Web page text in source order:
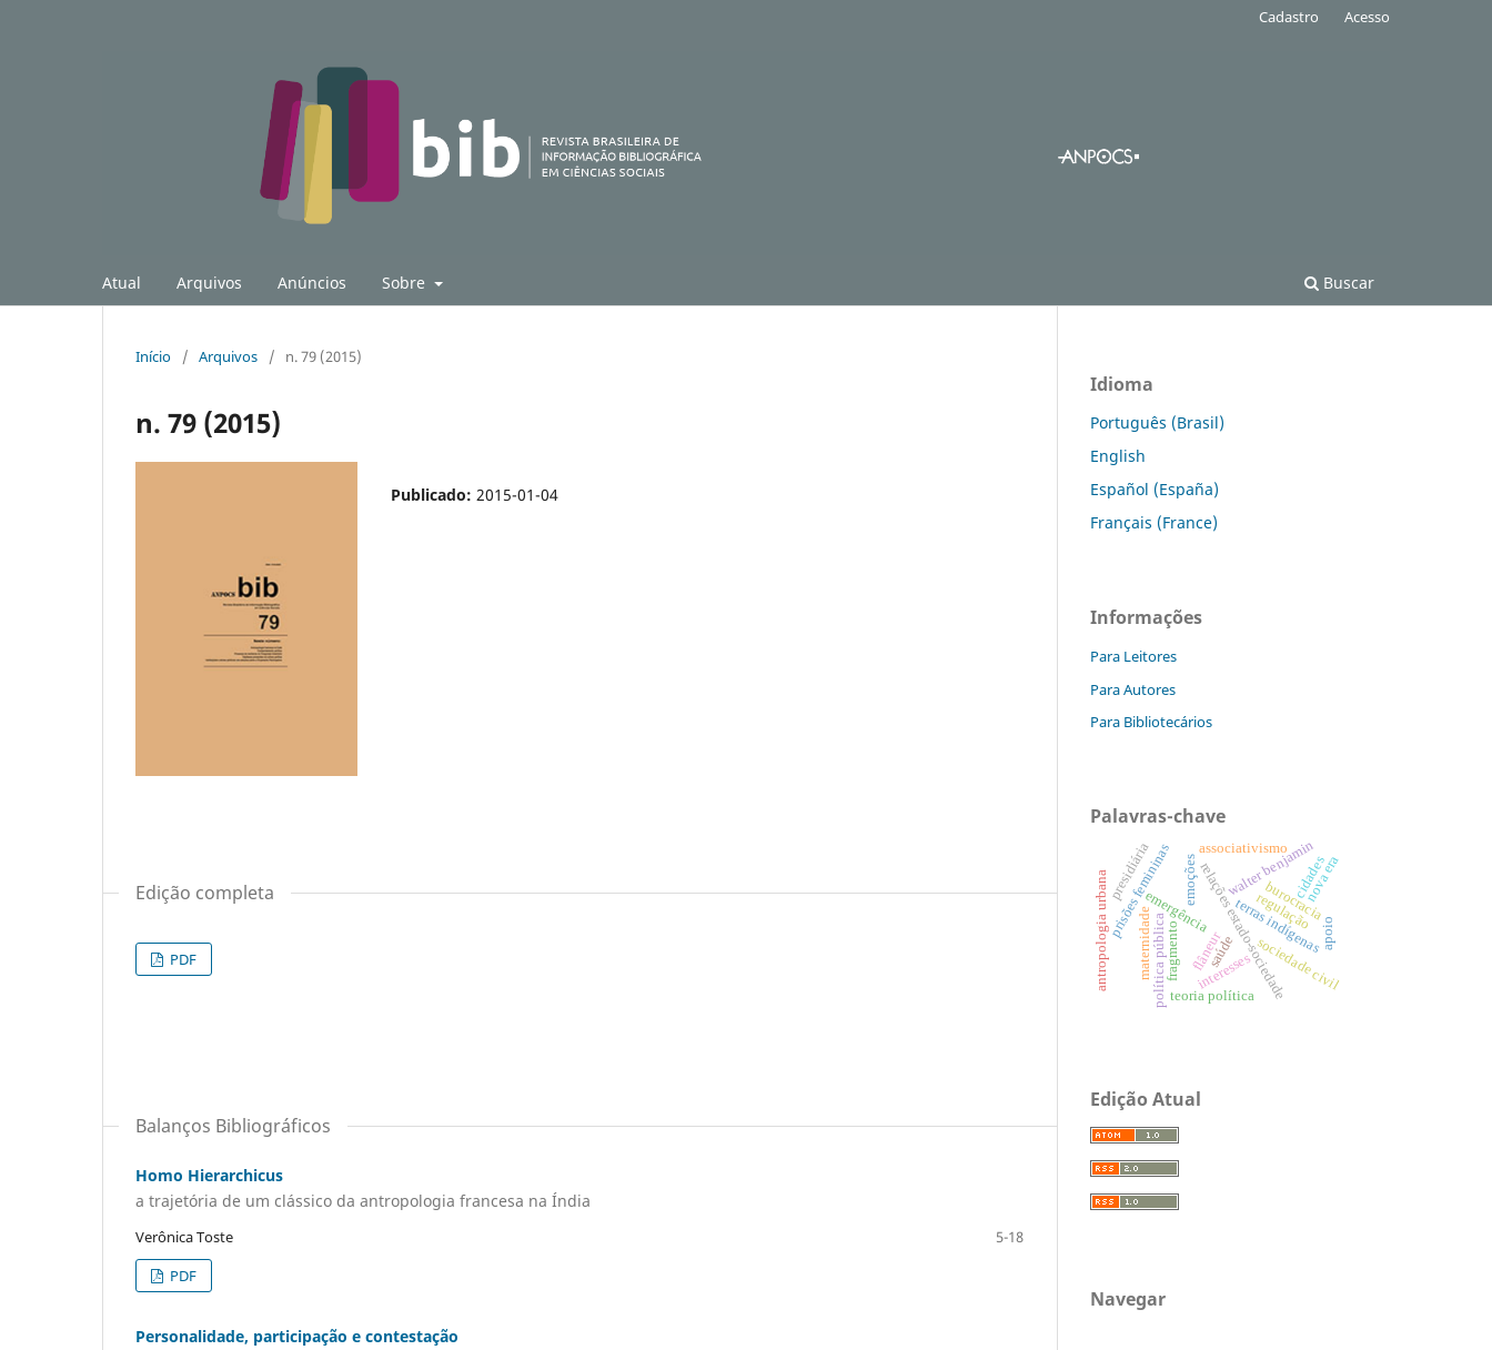
Atual Arquivos Anúncios Sobre Buscar
Cadastro Acesso
Início / Arquivos / n. 79 (2015)
n. 79 (2015)
Publicado: 2015-01-04
Edição completa
PDF
Balanços Bibliográficos
Homo Hierarchicus
a trajetória de um clássico da antropologia francesa na Índia
Verônica Toste
5-18
PDF
Personalidade, participação e contestação
Idioma
Português (Brasil)
English
Español (España)
Français (France)
Informações
Para Leitores
Para Autores
Para Bibliotecários
Palavras-chave
terras indígenas
emergênciarelações estado-sociedade
prisões femininas
presidiária
maternidade
walter benjamin
antropologia urbana flâneur
fragmento interesses
regulação
burocracia
teoria política
política pública
emoções
associativismo
s
o
c
ie
d
a
d
e
c
iv
il
cidades
saúde apoio
nova era
Edição Atual
Navegar